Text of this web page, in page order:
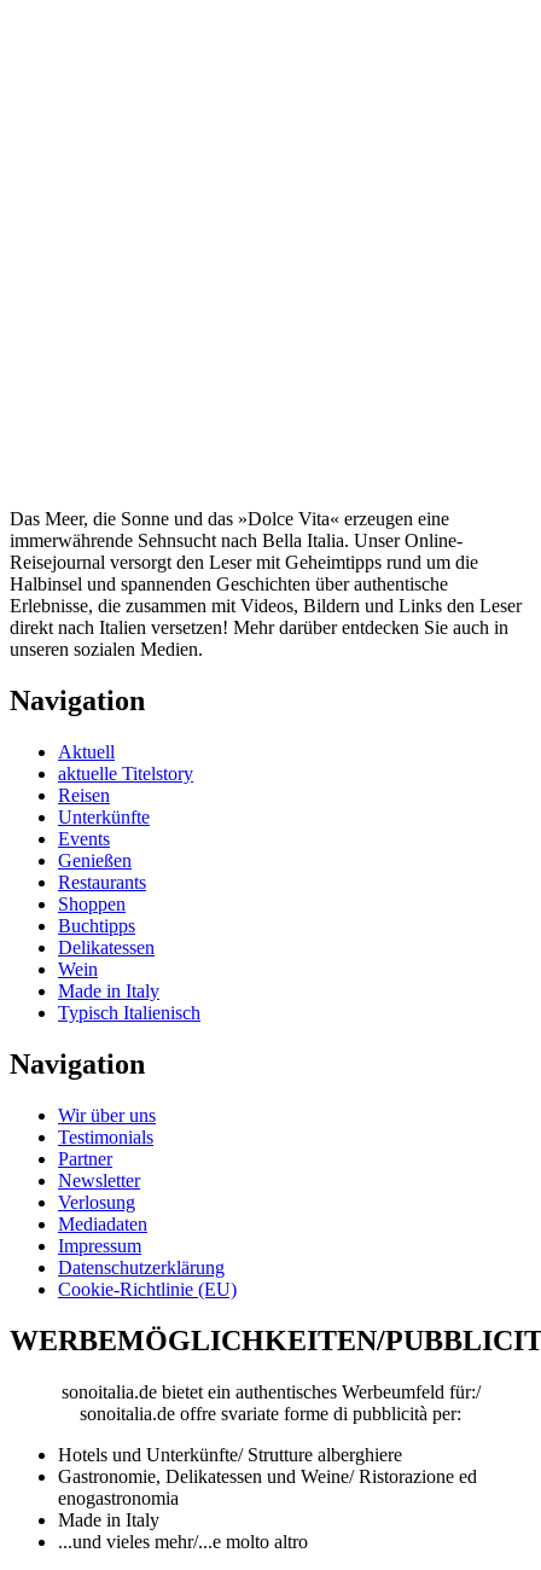
Das Meer, die Sonne und das »Dolce Vita« erzeugen eine
immerwährende Sehnsucht nach Bella Italia. Unser Online-
Reisejournal versorgt den Leser mit Geheimtipps rund um die
Halbinsel und spannenden Geschichten über authentische
Erlebnisse, die zusammen mit Videos, Bildern und Links den Leser
direkt nach Italien versetzen! Mehr darüber entdecken Sie auch in
unseren sozialen Medien.
Navigation
Aktuell
aktuelle Titelstory
Reisen
Unterkünfte
Events
Genießen
Restaurants
Shoppen
Buchtipps
Delikatessen
Wein
Made in Italy
Typisch Italienisch
Navigation
Wir über uns
Testimonials
Partner
Newsletter
Verlosung
Mediadaten
Impressum
Datenschutzerklärung
Cookie-Richtlinie (EU)
WERBEMÖGLICHKEITEN/
sonoitalia.de bietet ein authentisches Werbeumfeld für:/
sonoitalia.de offre svariate forme di pubblicità per:
Hotels und Unterkünfte/ Strutture alberghiere
Gastronomie, Delikatessen und Weine/ Ristorazione ed
enogastronomia
Made in Italy
...und vieles mehr/...e molto altro